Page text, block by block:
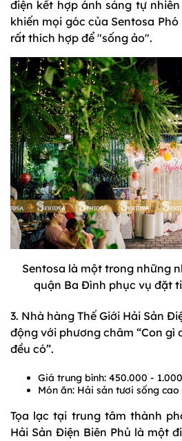
điện kết hợp ánh sáng tự
khiến mọi góc của Sentosa
rất thích hợp để "sống ảo".
Sentosa là một trong những
quận Ba Đình phục vụ đặt
3. Nhà hàng Thế Giới Hải Sản
động với phương châm “Con gì
đều có”.
Giá trung bình: 450.000 -
Món ăn: Hải sản tươi sống
Tọa lạc tại trung tâm thành
Hải Sản Điện Biên Phủ là một